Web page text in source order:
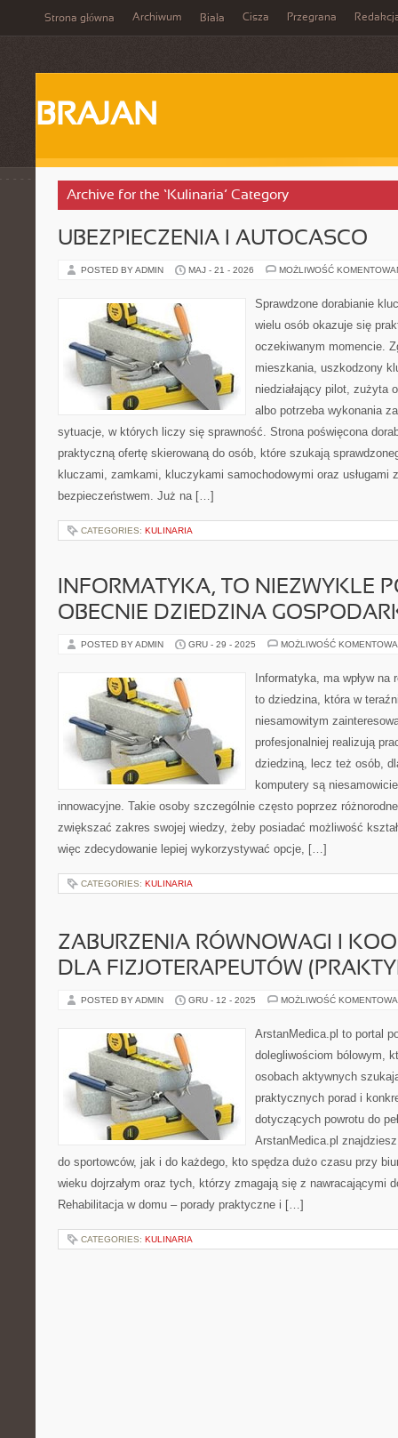
Strona główna Archiwum Biała Cisza Przegrana
BRAJAN
Archive for the ‘Kulinaria’ Category
UBEZPIECZENIA I AUTOCASCO
POSTED BY ADMIN MAJ - 21 - 2026 MOŻLIWOŚĆ
Sprawdzone dorabianie
wielu osób okazuje się
oczekiwanym momencie.
mieszkania, uszkodzony
niedziałający pilot, zużyta
albo potrzeba wykonania
sytuacje, w których liczy się sprawność. Strona poświęcona
praktyczną ofertę skierowaną do osób, które szukają
kluczami, zamkami, kluczykami samochodowymi oraz usługami
bezpieczeństwem. Już na […]
CATEGORIES: KULINARIA
INFORMATYKA, TO NIEZWYKLE
OBECNIE DZIEDZINA
POSTED BY ADMIN GRU - 29 - 2025 MOŻLIWOŚĆ
Informatyka, ma wpływ
to dziedzina, która w
niesamowitym
profesjonalniej realizują
dziedziną, lecz też osób,
komputery są
innowacyjne. Takie osoby szczególnie często poprzez
zwiększać zakres swojej wiedzy, żeby posiadać możliwość
więc zdecydowanie lepiej wykorzystywać opcje, […]
CATEGORIES: KULINARIA
ZABURZENIA RÓWNOWAGI I
DLA FIZJOTERAPEUTÓW
POSTED BY ADMIN GRU - 12 - 2025 MOŻLIWOŚĆ
ArstanMedica.pl to portal
dolegliwościom bólowym,
osobach aktywnych
praktycznych porad i
dotyczących powrotu do
ArstanMedica.pl
do sportowców, jak i do każdego, kto spędza dużo czasu przy
wieku dojrzałym oraz tych, którzy zmagają się z nawracającymi
Rehabilitacja w domu – porady praktyczne i […]
CATEGORIES: KULINARIA